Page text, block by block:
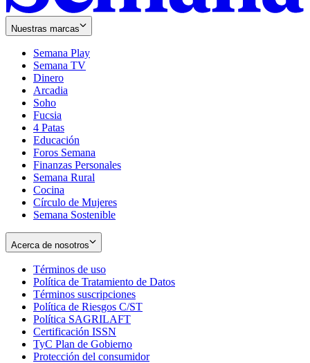
Nuestras marcas
Semana Play
Semana TV
Dinero
Arcadia
Soho
in
new
window
Fucsia
in
new
window
4 Patas
Educación
Foros Semana
Finanzas Personales
Semana Rural
Cocina
Círculo de Mujeres
Semana Sostenible
Acerca de nosotros
Términos de uso
in
new
window
Política de Tratamiento de Datos
Términos suscripciones
in
Política de Riesgos C/ST
Política SAGRILAFT
new
window
Certificación ISSN
in
new
TyC Plan de Gobierno
in
Protección del consumidorOpens